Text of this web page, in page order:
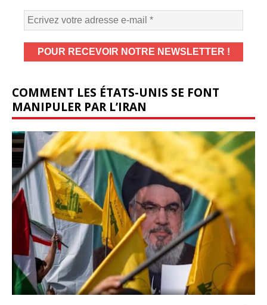
COMMENT LES ÉTATS-UNIS SE FONT
MANIPULER PAR L’IRAN